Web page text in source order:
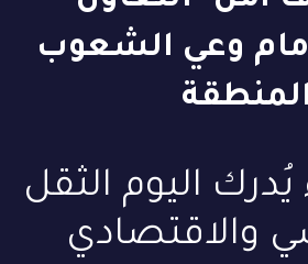
وعي الشعوب
المنطقة
يُدرك اليوم الثقل
والاقتصادي